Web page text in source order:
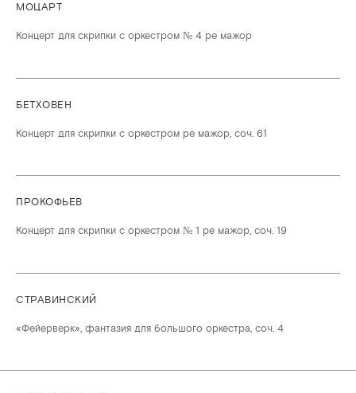
МОЦАРТ
Концерт для скрипки с оркестром № 4 ре мажор
БЕТХОВЕН
Концерт для скрипки с оркестром ре мажор, соч. 61
ПРОКОФЬЕВ
Концерт для скрипки с оркестром № 1 ре мажор, соч. 19
СТРАВИНСКИЙ
«Фейерверк», фантазия для большого оркестра, соч. 4